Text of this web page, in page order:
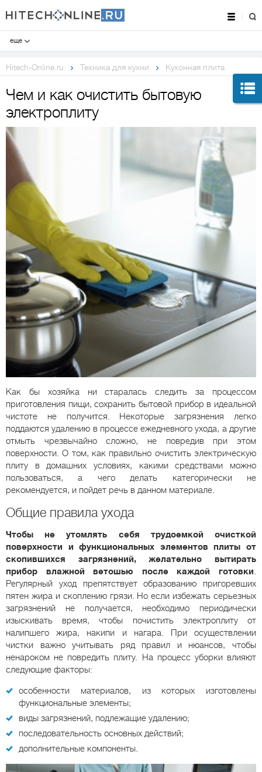
еще
Hitech-Online.ru Техника для кухни Кухонная плита
Чем и как очистить бытовую
электроплиту
Как бы хозяйка ни старалась следить за процессом
приготовления пищи, сохранить бытовой прибор в идеальной
чистоте не получится. Некоторые загрязнения легко
поддаются удалению в процессе ежедневного ухода, а другие
отмыть чрезвычайно сложно, не повредив при этом
поверхности. О том, как правильно очистить электрическую
плиту в домашних условиях, какими средствами можно
пользоваться, а чего делать категорически не
рекомендуется, и пойдет речь в данном материале.
Общие правила ухода
Чтобы не утомлять себя трудоемкой очисткой
поверхности и функциональных элементов плиты от
скопившихся загрязнений, желательно вытирать
прибор влажной ветошью после каждой готовки.
Регулярный уход препятствует образованию пригоревших
пятен жира и скоплению грязи. Но если избежать серьезных
загрязнений не получается, необходимо периодически
изыскивать время, чтобы почистить электроплиту от
налипшего жира, накипи и нагара. При осуществлении
чистки важно учитывать ряд правил и нюансов, чтобы
ненароком не повредить плиту. На процесс уборки влияют
следующие факторы:
особенности материалов, из которых изготовлены
функциональные элементы;
виды загрязнений, подлежащие удалению;
последовательность основных действий;
дополнительные компоненты.